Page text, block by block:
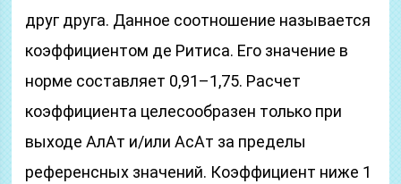
друг друга. Данное соотношение называется
коэффициентом де Ритиса. Его значение в
норме составляет 0,91–1,75. Расчет
коэффициента целесообразен только при
выходе АлАт и/или АсАт за пределы
референсных значений. Коэффициент ниже 1